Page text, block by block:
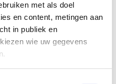
met als doel
en content, metingen aan
in publiek en
wie uw gegevens